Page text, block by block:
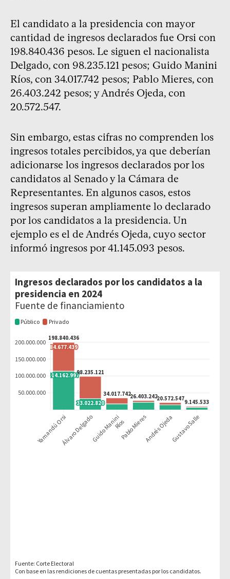
El candidato a la presidencia con mayor
cantidad de ingresos declarados fue Orsi con
198.840.436 pesos. Le siguen el nacionalista
Delgado, con 98.235.121 pesos; Guido Manini
Ríos, con 34.017.742 pesos; Pablo Mieres, con
26.403.242 pesos; y Andrés Ojeda, con
20.572.547.
Sin embargo, estas cifras no comprenden los
ingresos totales percibidos, ya que deberían
adicionarse los ingresos declarados por los
candidatos al Senado y la Cámara de
Representantes. En algunos casos, estos
ingresos superan ampliamente lo declarado
por los candidatos a la presidencia. Un
ejemplo es el de Andrés Ojeda, cuyo sector
informó ingresos por 41.145.093 pesos.